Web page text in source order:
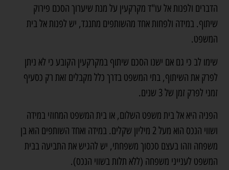
הדברים ולפנות אל עו"ד מקרקעין על מנת שיערוך הסכם פירוק
שיתוף. במידה ולפחות אחד מהשותפים מתנגד, יש לפנות אל בית
המשפט.
שימו לב כי גם אם ישנו הסכם שיתוף במקרקעין הקובע כי לא ניתן
לפרק את השיתוף, בתי המשפט בדרך כלל מקבלים זאת רק כסעיף
זמני לפרק זמן של 3 שנים.
הפניה היא אל בית משפט השלום, או בית המשפט המחוזי במידה
ושווי הנכס הוא מעל 2 מיליון שקלים. במידה ואחד השותפים הוא בן
משפחה וזהו בעצם סכסוך משפחתי, יש להגיש את התביעה בבית
המשפט לענייני משפחה (ללא תלות בשווי הנכס).